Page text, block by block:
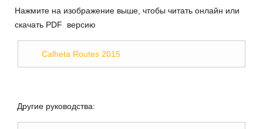
Нажмите на изображение выше, чтобы читать онлайн или
скачать PDF версию
Calheta Routes 2015
Другие руководства: